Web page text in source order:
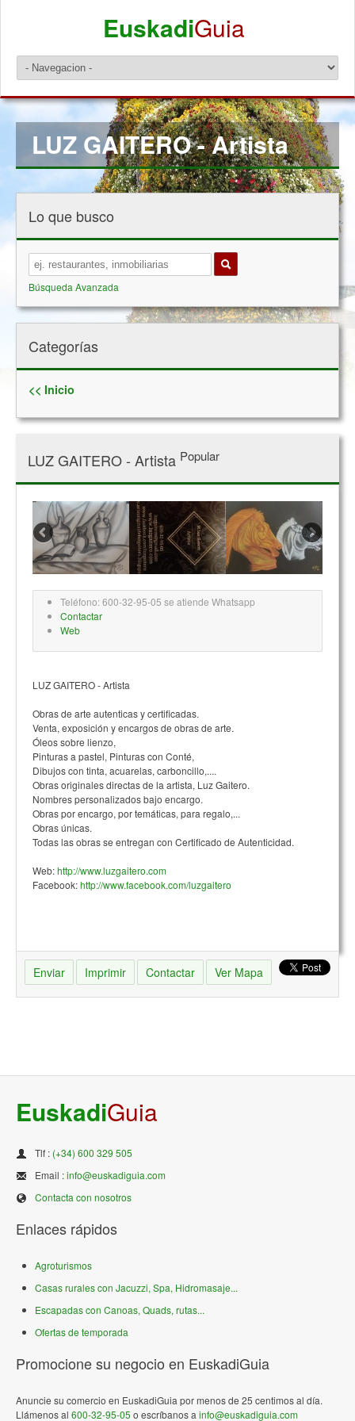
EuskadiGuia
LUZ GAITERO - Artista
Lo que busco
Búsqueda Avanzada
Categorías
<< Inicio
LUZ GAITERO - Artista Popular
Teléfono: 600-32-95-05 se atiende Whatsapp
Contactar
Web
LUZ GAITERO - Artista
Obras de arte autenticas y certificadas.
Venta, exposición y encargos de obras de arte.
Óleos sobre lienzo,
Pinturas a pastel, Pinturas con Conté,
Dibujos con tinta, acuarelas, carboncillo,....
Obras originales directas de la artista, Luz Gaitero.
Nombres personalizados bajo encargo.
Obras por encargo, por temáticas, para regalo,...
Obras únicas.
Todas las obras se entregan con Certificado de Autenticidad.
Web:http://www.luzgaitero.com
Facebook:http://www.facebook.com/luzgaitero
Enviar Imprimir Contactar Ver Mapa
EuskadiGuia
Tlf : (+34) 600 329 505
Email :info@euskadiguia.com
Contacta con nosotros
Enlaces rápidos
Agroturismos
Casas rurales con Jacuzzi, Spa, Hidromasaje...
Escapadas con Canoas, Quads, rutas...
Ofertas de temporada
Promocione su negocio en EuskadiGuia
Anuncie su comercio en EuskadiGuia por menos de 25 centimos al día.
Llámenos al 600-32-95-05 o escríbanos a info@euskadiguia.com